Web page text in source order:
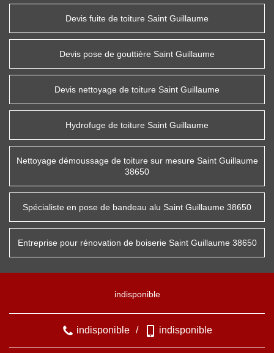
Devis fuite de toiture Saint Guillaume
Devis pose de gouttière Saint Guillaume
Devis nettoyage de toiture Saint Guillaume
Hydrofuge de toiture Saint Guillaume
Nettoyage démoussage de toiture sur mesure Saint Guillaume
38650
Spécialiste en pose de bandeau alu Saint Guillaume 38650
Entreprise pour rénovation de boiserie Saint Guillaume 38650
indisponible
indisponible / indisponible